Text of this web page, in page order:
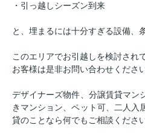
・引っ越しシーズン到来
と、埋まるには十分すぎる設備、
このエリアでお引越しを検討され
お客様は是非お問い合わせくださ
デザイナーズ物件、分譲賃貸マン
きマンション、ペット可、二人入
貸のことなら何でもご相談くださ